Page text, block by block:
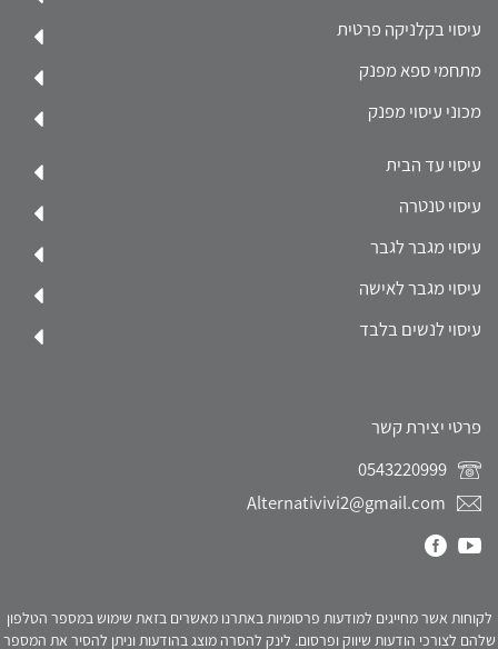
עיסוי בקלניקה פרטית
מתחמי ספא מפנק
מכוני עיסוי מפנק
עיסוי עד הבית
עיסוי טנטרה
עיסוי מגבר לגבר
עיסוי מגבר לאישה
עיסוי לנשים בלבד
פרטי יצירת קשר
Alternativivi2@gmail.com
לקוחות אשר מחייגים למודעות פרסומיות באתרנו מאשרים בזאת שימוש במספר הטלפון
שלהם לצורכי הודעות שיווק ופרסום. לינק להסרה מוצג בהודעות וניתן להסיר את המספר